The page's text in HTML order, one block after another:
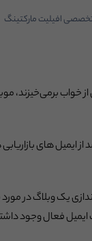
افیلیت مارکتینگ
خواب برمی‌خیزند،
در سال ۲۰۱۸، ۸۲ درصد
یک وبلاگ در مورد